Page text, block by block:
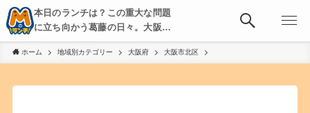
本日のランチは？この重大な問題
に立ち向かう葛藤の日々。大阪・
京都・神戸を中心とした食べ歩
き、飲み歩きを綴る。
ホーム 地域別カテゴリー 大阪府 大阪市北区